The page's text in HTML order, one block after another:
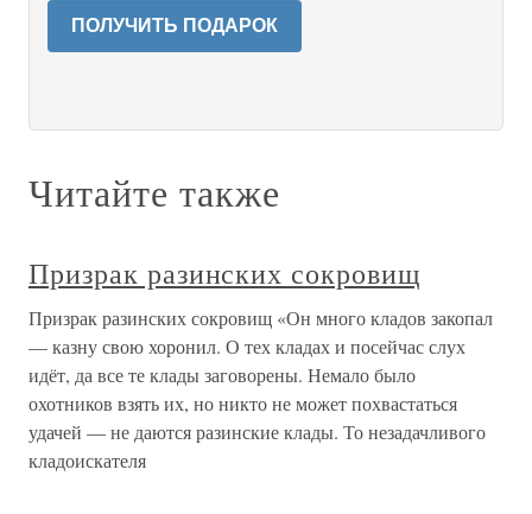
ПОЛУЧИТЬ ПОДАРОК
Читайте также
Призрак разинских сокровищ
Призрак разинских сокровищ «Он много кладов закопал
— казну свою хоронил. О тех кладах и посейчас слух
идёт, да все те клады заговорены. Немало было
охотников взять их, но никто не может похвастаться
удачей — не даются разинские клады. То незадачливого
кладоискателя